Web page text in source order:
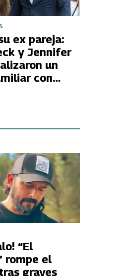
ex pareja:
y Jennifer
un
con
“El
rompe el
graves